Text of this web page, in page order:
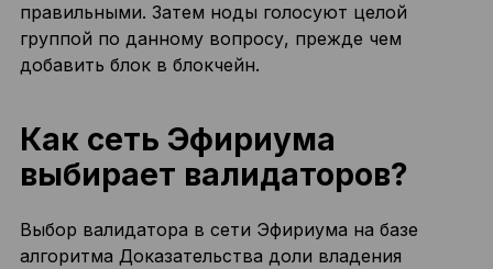
правильными. Затем ноды голосуют целой
группой по данному вопросу, прежде чем
добавить блок в блокчейн.
Как сеть Эфириума
выбирает валидаторов?
Выбор валидатора в сети Эфириума на базе
алгоритма Доказательства доли владения